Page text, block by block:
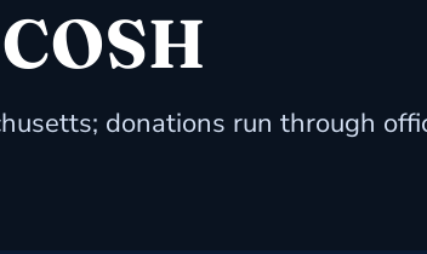
donations run through